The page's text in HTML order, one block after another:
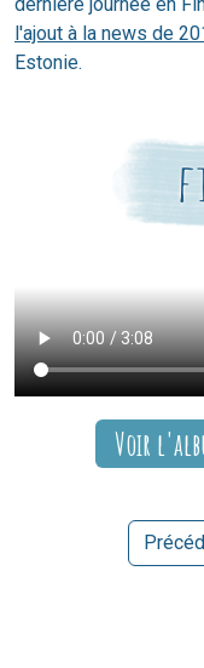
dernière journée en
l'ajout à la news de
Estonie.
Voir